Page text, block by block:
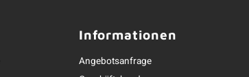
Informationen
Angebotsanfrage